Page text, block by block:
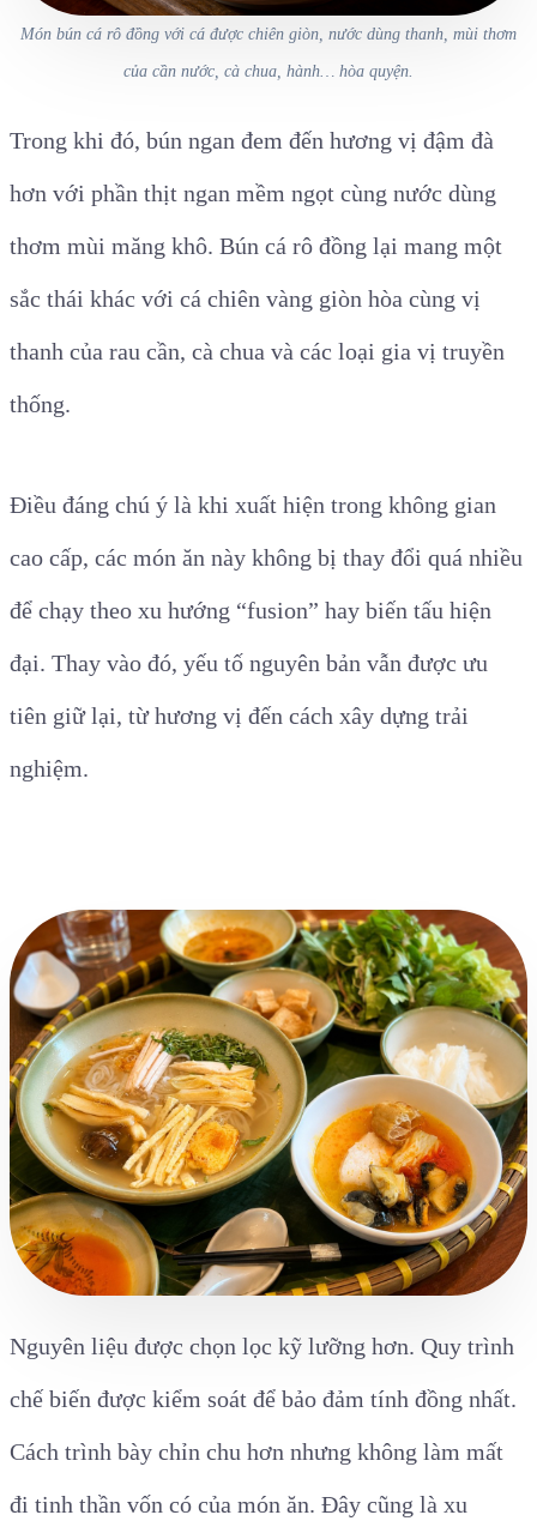
Món bún cá rô đồng với cá được chiên giòn, nước dùng thanh, mùi thơm
của cần nước, cà chua, hành… hòa quyện.
Trong khi đó, bún ngan đem đến hương vị đậm đà
hơn với phần thịt ngan mềm ngọt cùng nước dùng
thơm mùi măng khô. Bún cá rô đồng lại mang một
sắc thái khác với cá chiên vàng giòn hòa cùng vị
thanh của rau cần, cà chua và các loại gia vị truyền
thống.
Điều đáng chú ý là khi xuất hiện trong không gian
cao cấp, các món ăn này không bị thay đổi quá nhiều
để chạy theo xu hướng “fusion” hay biến tấu hiện
đại. Thay vào đó, yếu tố nguyên bản vẫn được ưu
tiên giữ lại, từ hương vị đến cách xây dựng trải
nghiệm.
Nguyên liệu được chọn lọc kỹ lưỡng hơn. Quy trình
chế biến được kiểm soát để bảo đảm tính đồng nhất.
Cách trình bày chỉn chu hơn nhưng không làm mất
đi tinh thần vốn có của món ăn. Đây cũng là xu